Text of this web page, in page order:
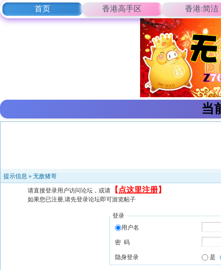
首页 香港高手区 香港:简洁
当
提示信息 » 无敌猪哥
请直接登录用户访问论坛，或请 【 点这里注册】
如果您已注册,请先登录论坛即可游览帖子
登录
用户名
密 码
隐身登录 是